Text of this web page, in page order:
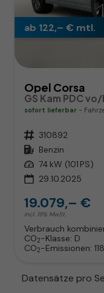
ab 122,– € mtl.
Opel Corsa
GS Kam PDC
sofort lieferbar
Fahrzeugnr. 310892
Kraftstoff Benzin
Leistung 74 kW (101 PS)
29.10.2025
19.079,– €
incl. 19% MwSt.
Verbrauch
CO2-Klasse: D
CO2-Emissionen:
Datensätze pro